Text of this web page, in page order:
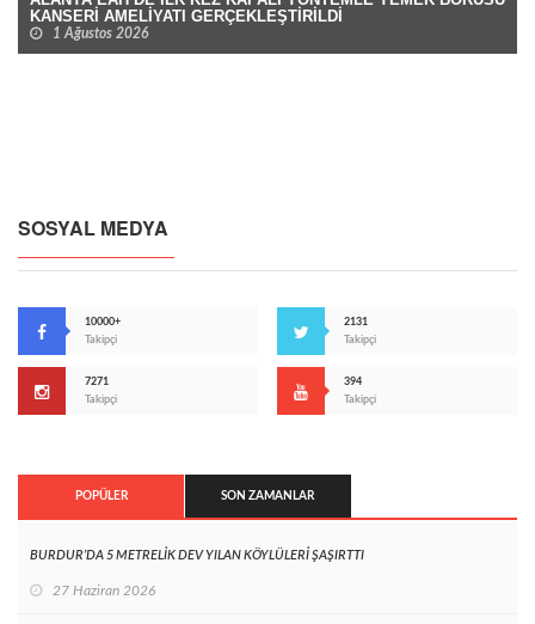
KANSERİ AMELİYATI GERÇEKLEŞTİRİLDİ
1 Ağustos 2026
SOSYAL MEDYA
10000+
Takipçi
2131
Takipçi
7271
Takipçi
394
Takipçi
POPÜLER SON ZAMANLAR
BURDUR’DA 5 METRELİK DEV YILAN KÖYLÜLERİ ŞAŞIRTTI
27 Haziran 2026